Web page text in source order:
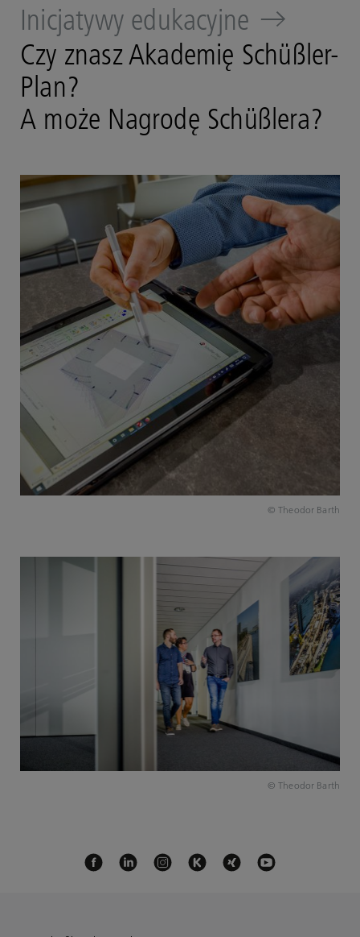
Inicjatywy edukacyjne
Czy znasz Akademię Schüßler-
Plan?
A może Nagrodę Schüßlera?
© Theodor Barth
© Theodor Barth